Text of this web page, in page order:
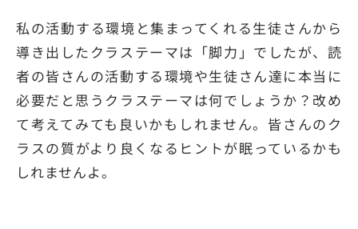
私の活動する環境と集まってくれる生徒さんから
導き出したクラステーマは「脚力」でしたが、読
者の皆さんの活動する環境や生徒さん達に本当に
必要だと思うクラステーマは何でしょうか？改め
て考えてみても良いかもしれません。皆さんのク
ラスの質がより良くなるヒントが眠っているかも
しれませんよ。